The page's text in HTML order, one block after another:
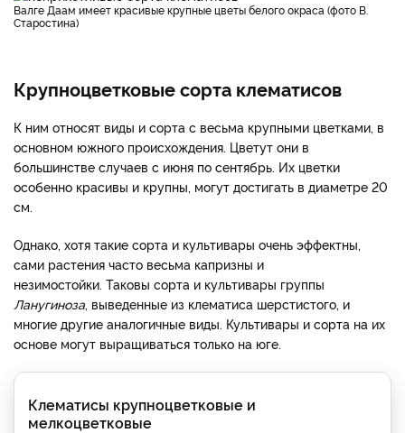
Валге Даам имеет красивые крупные цветы белого окраса (фото В.
Старостина)
Крупноцветковые сорта клематисов
К ним относят виды и сорта с весьма крупными цветками, в
основном южного происхождения. Цветут они в
большинстве случаев с июня по сентябрь. Их цветки
особенно красивы и крупны, могут достигать в диаметре 20
см.
Однако, хотя такие сорта и культивары очень эффектны,
сами растения часто весьма капризны и
незимостойки. Таковы сорта и культивары группы
Ланугиноза, выведенные из клематиса шерстистого, и
многие другие аналогичные виды. Культивары и сорта на их
основе могут выращиваться только на юге.
Клематисы крупноцветковые и
мелкоцветковые